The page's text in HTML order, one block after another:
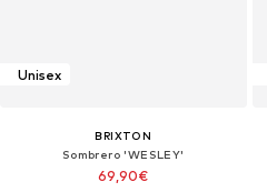
Unisex
BRIXTON
Sombrero 'WESLEY'
69,90€